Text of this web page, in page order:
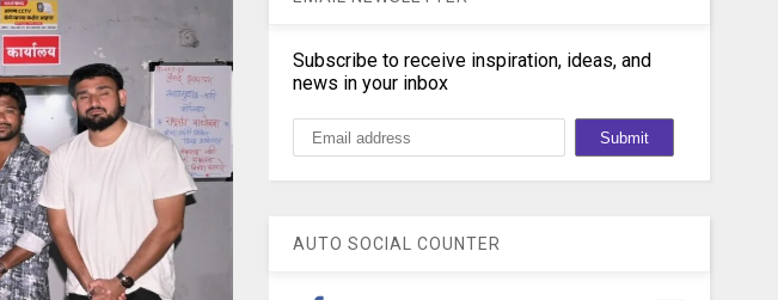
Subscribe to receive inspiration, ideas, and
news in your inbox
AUTO SOCIAL COUNTER